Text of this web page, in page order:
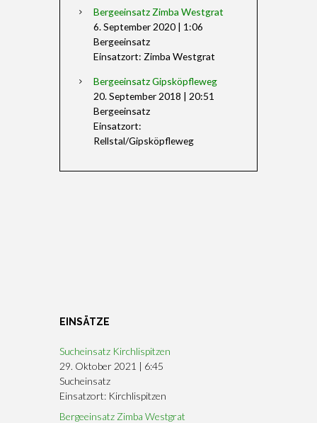
Bergeeinsatz Zimba Westgrat
6. September 2020| 1:06
Bergeeinsatz
Einsatzort: Zimba Westgrat
Bergeeinsatz Gipsköpfleweg
20. September 2018 | 20:51
Bergeeinsatz
Einsatzort:
Rellstal/Gipsköpfleweg
EINSÄTZE
Sucheinsatz Kirchlispitzen
29. Oktober 2021 | 6:45
Sucheinsatz
Einsatzort: Kirchlispitzen
Bergeeinsatz Zimba Westgrat